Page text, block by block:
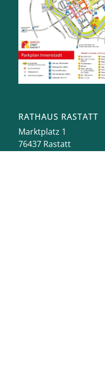
RATHAUS RASTATT
Marktplatz 1
76437 Rastatt